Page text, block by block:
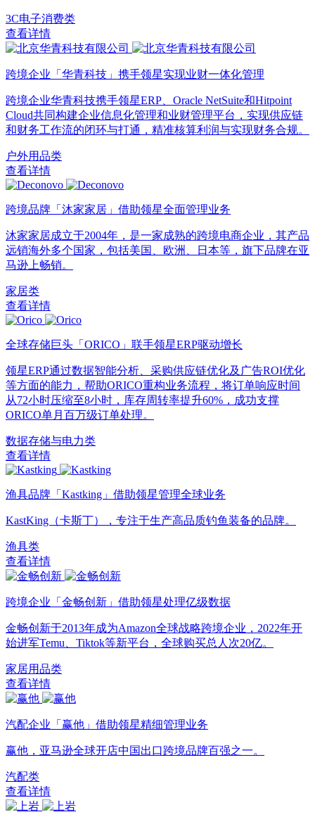
3C电子消费类
查看详情
跨境企业「华青科技」携手领星实现业财一体化管理
跨境企业华青科技携手领星ERP、Oracle NetSuite和Hitpoint
Cloud共同构建企业信息化管理和业财管理平台，实现供应链
和财务工作流的闭环与打通，精准核算利润与实现财务合规。
户外用品类
查看详情
跨境品牌「沐家家居」借助领星全面管理业务
沐家家居成立于2004年，是一家成熟的跨境电商企业，其产品
远销海外多个国家，包括美国、欧洲、日本等，旗下品牌在亚
马逊上畅销。
家居类
查看详情
全球存储巨头「ORICO」联手领星ERP驱动增长
领星ERP通过数据智能分析、采购供应链优化及广告ROI优化
等方面的能力，帮助ORICO重构业务流程，将订单响应时间
从72小时压缩至8小时，库存周转率提升60%，成功支撑
ORICO单月百万级订单处理。
数据存储与电力类
查看详情
渔具品牌「Kastking」借助领星管理全球业务
KastKing（卡斯丁），专注于生产高品质钓鱼装备的品牌。
渔具类
查看详情
跨境企业「金畅创新」借助领星处理亿级数据
金畅创新于2013年成为Amazon全球战略跨境企业，2022年开
始进军Temu、Tiktok等新平台，全球购买总人次20亿。
家居用品类
查看详情
汽配企业「赢他」借助领星精细管理业务
赢他，亚马逊全球开店中国出口跨境品牌百强之一。
汽配类
查看详情